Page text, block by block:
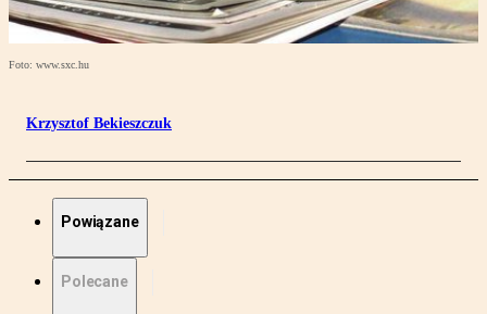
Foto: www.sxc.hu
Krzysztof Bekieszczuk
Powiązane
Polecane